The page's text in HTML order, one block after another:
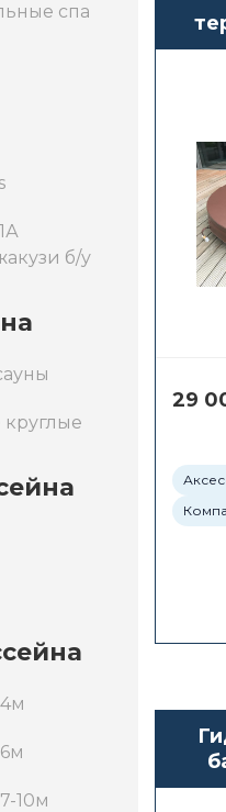
спа
б/у
10м
29